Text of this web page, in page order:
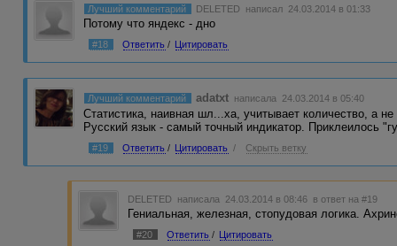
Лучший комментарий DELETED написал 24.03.2014 в 01:33
Потому что яндекс - дно
#18 Ответить / Цитировать
Лучший комментарий adatxt написала 24.03.2014 в 05:40
Статистика, наивная шл...ха, учитывает количество, а не
Русский язык - самый точный индикатор. Приклеилось
#19 Ответить / Цитировать / Скрыть ветку
DELETED написала 24.03.2014 в 08:46 в ответ на #19
Гениальная, железная, стопудовая логика.
#20 Ответить / Цитировать